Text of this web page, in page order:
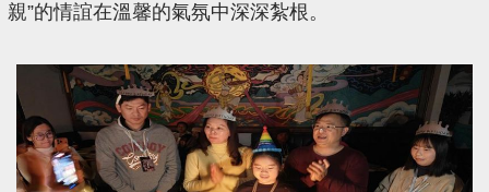
親”的情誼在溫馨的氣氛中深深紮根。